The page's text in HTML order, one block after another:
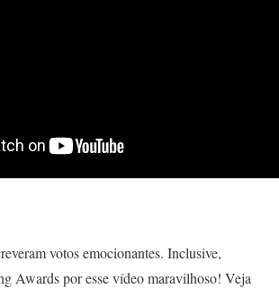
votos emocionantes. Inclusive,
Awards por esse vídeo maravilhoso! Veja